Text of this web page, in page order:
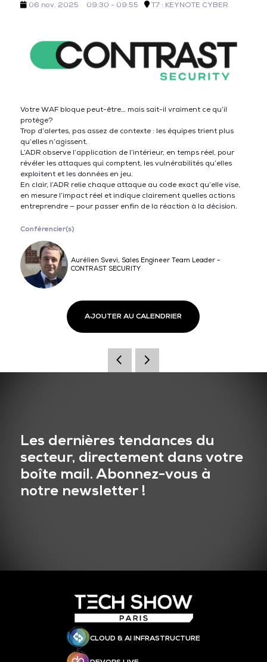
06 nov. 2025 09:30 - 09:55 T7 : KEYNOTE CYBER
Votre WAF bloque peut-être… mais sait-il vraiment ce qu’il
protège?
Trop d’alertes, pas assez de contexte : les équipes trient plus
qu’elles n’agissent.
L’ADR observe l’application de l’intérieur, en temps réel, pour
révéler les attaques qui comptent, les vulnérabilités qu’elles
exploitent et les données en jeu.
En clair, l’ADR relie chaque attaque au code exact qu’elle vise,
en mesure l’impact réel et indique clairement quelles actions
entreprendre — pour passer enfin de la réaction à la décision.
Conférencier(s)
Aurélien Svevi, Sales Engineer Team Leader -
CONTRAST SECURITY
AJOUTER AU CALENDRIER
Les dernières tendances du
secteur, directement dans votre
boîte mail. Abonnez-vous à
notre newsletter !
CLOUD & AI INFRASTRUCTURE